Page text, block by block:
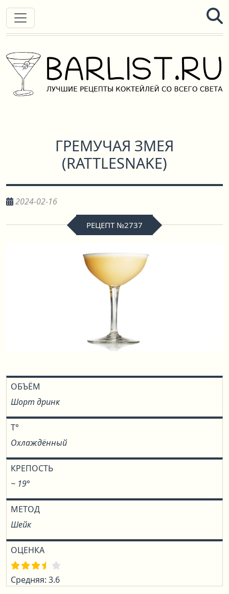
ГРЕМУЧАЯ ЗМЕЯ
(RATTLESNAKE)
2024-02-16
РЕЦЕПТ №2737
ОБЪЁМ
Шорт дринк
T°
Охлаждённый
КРЕПОСТЬ
~ 19°
МЕТОД
Шейк
ОЦЕНКА
Средняя: 3.6